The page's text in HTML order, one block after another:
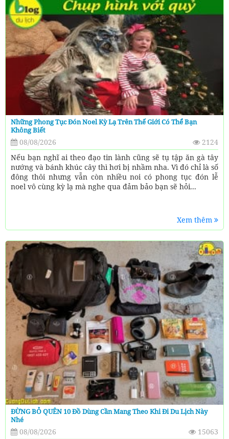
Những Phong Tục Đón Noel Kỳ Lạ Trên Thế Giới Có Thể Bạn
Không Biết
08/08/2026
2124
Nếu bạn nghĩ ai theo đạo tin lành cũng sẽ tụ tập ăn gà tây
nướng và bánh khúc cây thì hơi bị nhầm nha. Vì đó chỉ là số
đông thôi nhưng vẫn còn nhiều noi có phong tục đón lễ
noel vô cùng kỳ lạ mà nghe qua đảm bảo bạn sẽ hỏi...
Xem thêm
ĐỪNG BỎ QUÊN 10 Đồ Dùng Cần Mang Theo Khi Đi Du Lịch Này
Nhé
08/08/2026
15063